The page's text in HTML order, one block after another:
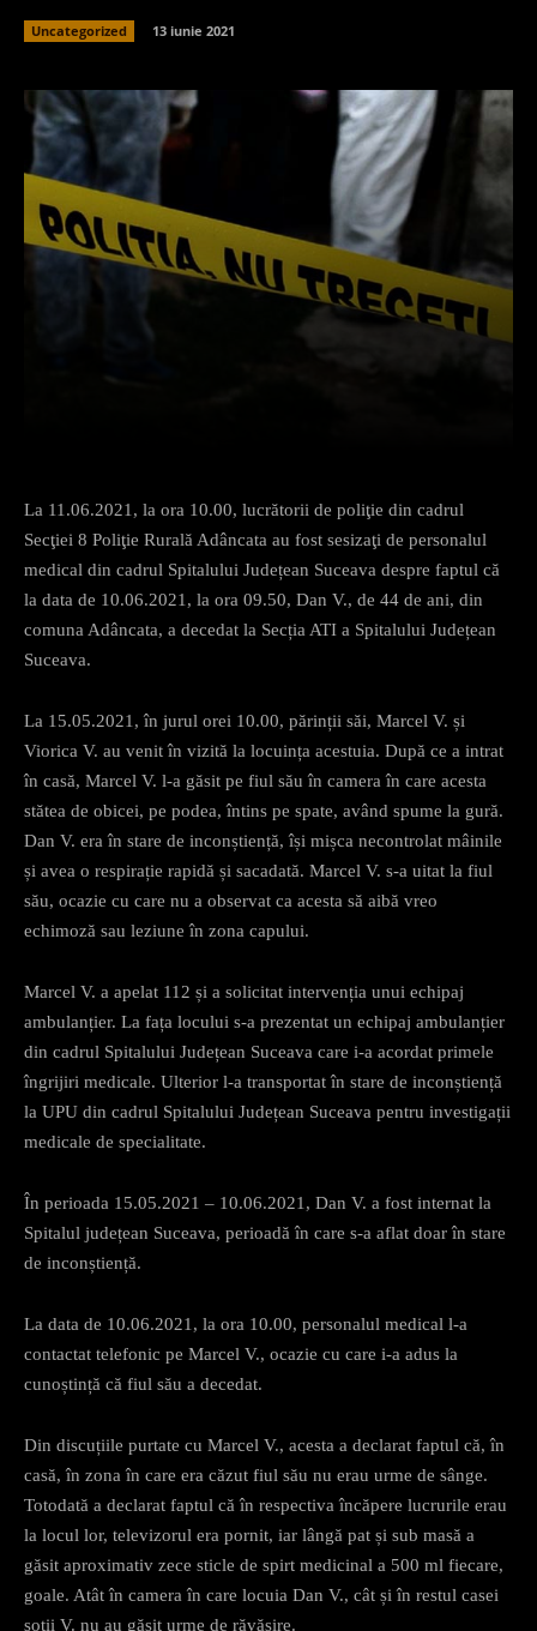
Uncategorized 13 iunie 2021
La 11.06.2021, la ora 10.00, lucrătorii de poliţie din cadrul
Secţiei 8 Poliţie Rurală Adâncata au fost sesizaţi de personalul
medical din cadrul Spitalului Județean Suceava despre faptul că
la data de 10.06.2021, la ora 09.50, Dan V., de 44 de ani, din
comuna Adâncata, a decedat la Secția ATI a Spitalului Județean
Suceava.
La 15.05.2021, în jurul orei 10.00, părinții săi, Marcel V. și
Viorica V. au venit în vizită la locuința acestuia. După ce a intrat
în casă, Marcel V. l-a găsit pe fiul său în camera în care acesta
stătea de obicei, pe podea, întins pe spate, având spume la gură.
Dan V. era în stare de inconștiență, își mișca necontrolat mâinile
și avea o respirație rapidă și sacadată. Marcel V. s-a uitat la fiul
său, ocazie cu care nu a observat ca acesta să aibă vreo
echimoză sau leziune în zona capului.
Marcel V. a apelat 112 și a solicitat intervenția unui echipaj
ambulanțier. La fața locului s-a prezentat un echipaj ambulanțier
din cadrul Spitalului Județean Suceava care i-a acordat primele
îngrijiri medicale. Ulterior l-a transportat în stare de inconștiență
la UPU din cadrul Spitalului Județean Suceava pentru investigații
medicale de specialitate.
În perioada 15.05.2021 – 10.06.2021, Dan V. a fost internat la
Spitalul județean Suceava, perioadă în care s-a aflat doar în stare
de inconștiență.
La data de 10.06.2021, la ora 10.00, personalul medical l-a
contactat telefonic pe Marcel V., ocazie cu care i-a adus la
cunoștință că fiul său a decedat.
Din discuțiile purtate cu Marcel V., acesta a declarat faptul că, în
casă, în zona în care era căzut fiul său nu erau urme de sânge.
Totodată a declarat faptul că în respectiva încăpere lucrurile erau
la locul lor, televizorul era pornit, iar lângă pat și sub masă a
găsit aproximativ zece sticle de spirt medicinal a 500 ml fiecare,
goale. Atât în camera în care locuia Dan V., cât și în restul casei
soții V. nu au găsit urme de răvășire.